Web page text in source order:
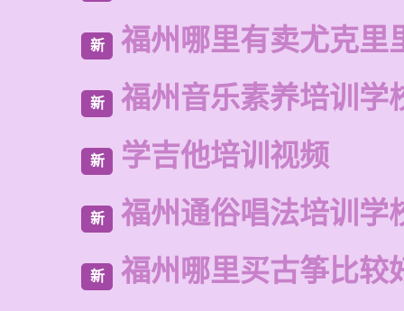
新 福州哪里有卖尤克里
新 福州音乐素养培训学
新 学吉他培训视频
新 福州通俗唱法培训学
新 福州哪里买古筝比较